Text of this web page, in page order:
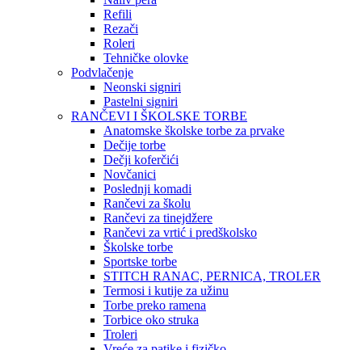
Refili
Rezači
Roleri
Tehničke olovke
Podvlačenje
Neonski signiri
Pastelni signiri
RANČEVI I ŠKOLSKE TORBE
Anatomske školske torbe za prvake
Dečije torbe
Dečji koferčići
Novčanici
Poslednji komadi
Rančevi za školu
Rančevi za tinejdžere
Rančevi za vrtić i predškolsko
Školske torbe
Sportske torbe
STITCH RANAC, PERNICA, TROLER
Termosi i kutije za užinu
Torbe preko ramena
Torbice oko struka
Troleri